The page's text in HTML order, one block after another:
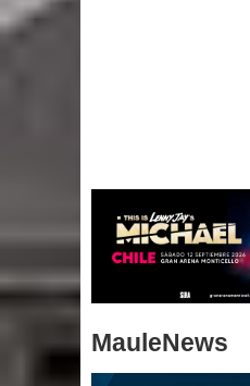
MauleNews